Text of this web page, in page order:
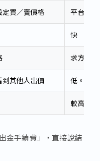
定買／賣價格 平台決
快
求方便
到其他人出價 低。只
較高（
金手續費」，直接說結